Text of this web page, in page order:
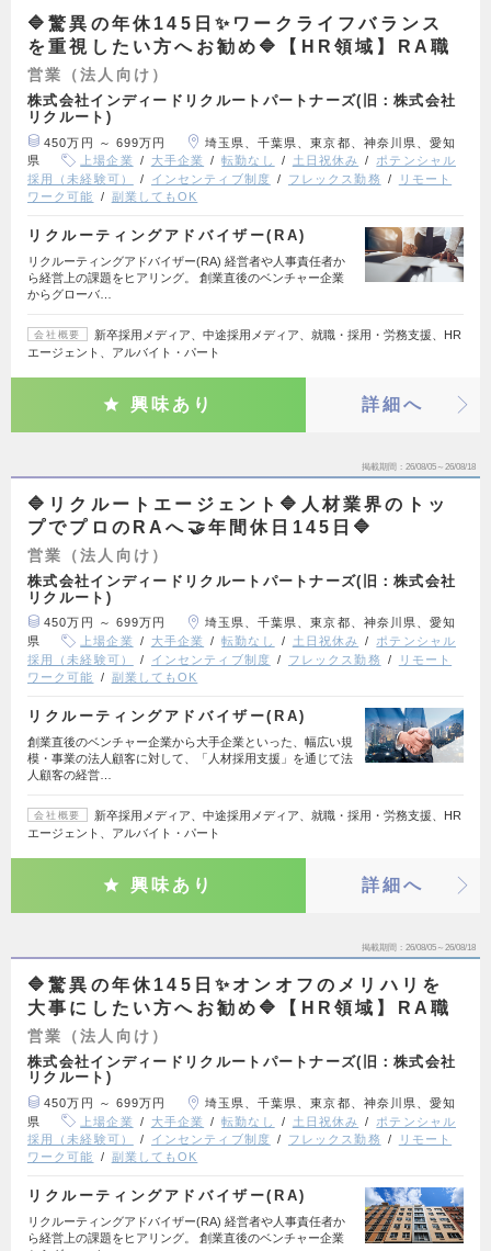
🔷驚異の年休145日✨ワークライフバランス
を重視したい方へお勧め🔷【HR領域】RA職
営業（法人向け）
株式会社インディードリクルートパートナーズ(旧：株式会社
リクルート)
450万円 ～ 699万円
埼玉県、千葉県、東京都、神奈川県、愛知
県
上場企業 大手企業 転勤なし 土日祝休み
ポテンシャル
採用（未経験可）
インセンティブ制度 フレックス勤務
リモート
ワーク可能
副業してもOK
リクルーティングアドバイザー(RA)
リクルーティングアドバイザー(RA) 経営者や人事責任者か
ら経営上の課題をヒアリング。 創業直後のベンチャー企業
からグローバ…
会社概要
新卒採用メディア、中途採用メディア、就職・採用・労務支援、HR
エージェント、アルバイト・パート
興味あり 詳細へ
掲載期間 26/08/05～26/08/18
🔷リクルートエージェント🔷人材業界のトッ
プでプロのRAへ🤝年間休日145日🔷
営業（法人向け）
株式会社インディードリクルートパートナーズ(旧：株式会社
リクルート)
450万円 ～ 699万円
埼玉県、千葉県、東京都、神奈川県、愛知
県
上場企業 大手企業 転勤なし 土日祝休み
ポテンシャル
採用（未経験可）
インセンティブ制度 フレックス勤務
リモート
ワーク可能
副業してもOK
リクルーティングアドバイザー(RA)
創業直後のベンチャー企業から大手企業といった、幅広い規
模・事業の法人顧客に対して、「人材採用支援」を通じて法
人顧客の経営…
会社概要
新卒採用メディア、中途採用メディア、就職・採用・労務支援、HR
エージェント、アルバイト・パート
興味あり 詳細へ
掲載期間 26/08/05～26/08/18
🔷驚異の年休145日✨オンオフのメリハリを
大事にしたい方へお勧め🔷【HR領域】RA職
営業（法人向け）
株式会社インディードリクルートパートナーズ(旧：株式会社
リクルート)
450万円 ～ 699万円
埼玉県、千葉県、東京都、神奈川県、愛知
県
上場企業 大手企業 転勤なし 土日祝休み
ポテンシャル
採用（未経験可）
インセンティブ制度 フレックス勤務
リモート
ワーク可能
副業してもOK
リクルーティングアドバイザー(RA)
リクルーティングアドバイザー(RA) 経営者や人事責任者か
ら経営上の課題をヒアリング。 創業直後のベンチャー企業